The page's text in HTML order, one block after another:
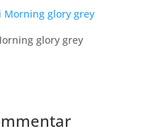
glory grey